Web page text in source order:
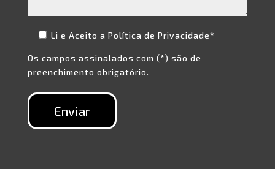
Li e Aceito a Política de Privacidade*
Os campos assinalados com (*) são de
preenchimento obrigatório.